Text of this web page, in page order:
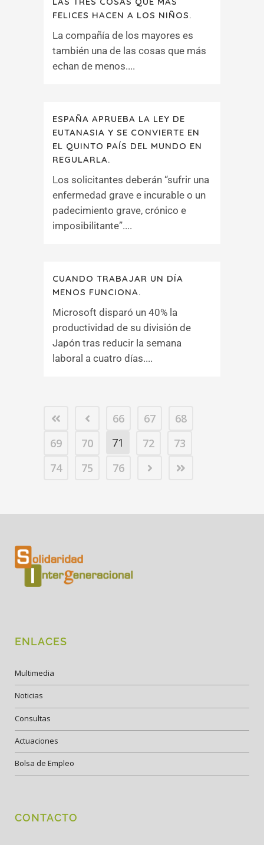
FELICES HACEN A LOS NIÑOS.
La compañía de los mayores es
también una de las cosas que más
echan de menos....
ESPAÑA APRUEBA LA LEY DE
EUTANASIA Y SE CONVIERTE EN
EL QUINTO PAÍS DEL MUNDO EN
REGULARLA.
Los solicitantes deberán “sufrir una
enfermedad grave e incurable o un
padecimiento grave, crónico e
imposibilitante”....
CUANDO TRABAJAR UN DÍA
MENOS FUNCIONA.
Microsoft disparó un 40% la
productividad de su división de
Japón tras reducir la semana
laboral a cuatro días....
66 67
68
69
70 71 72
73
74
75 76
ENLACES
Multimedia
Noticias
Consultas
Actuaciones
Bolsa de Empleo
CONTACTO